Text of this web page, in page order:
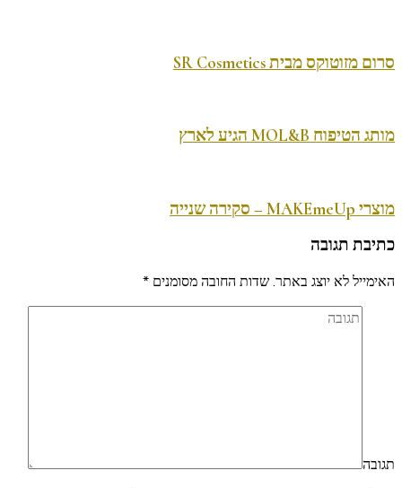
סרום מזוטוקס מבית SR Cosmetics
מותג הטיפוח MOL&B הגיע לארץ
מוצרי MAKEmeUp – סקירה שנייה
כתיבת תגובה
האימייל לא יוצג באתר.שדות החובה מסומנים *
תגובה